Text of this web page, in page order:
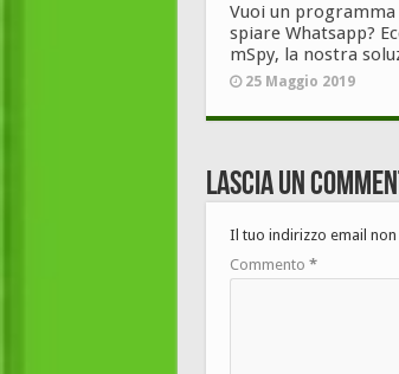
Vuoi un
spiare Whatsapp?
mSpy, la nostra
25 Maggio 2019
Lascia un
Il tuo indirizzo email
Commento *